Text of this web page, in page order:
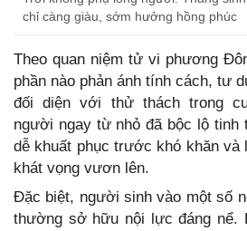
chỉ càng giàu, sớm hưởng hồng phúc
Theo quan niệm tử vi phương
phần nào phản ánh tính cách, tư
đối diện với thử thách trong
người ngay từ nhỏ đã bộc lộ tinh
dễ khuất phục trước khó khăn và
khát vọng vươn lên.
Đặc biệt, người sinh vào một số
thường sở hữu nội lực đáng nể.